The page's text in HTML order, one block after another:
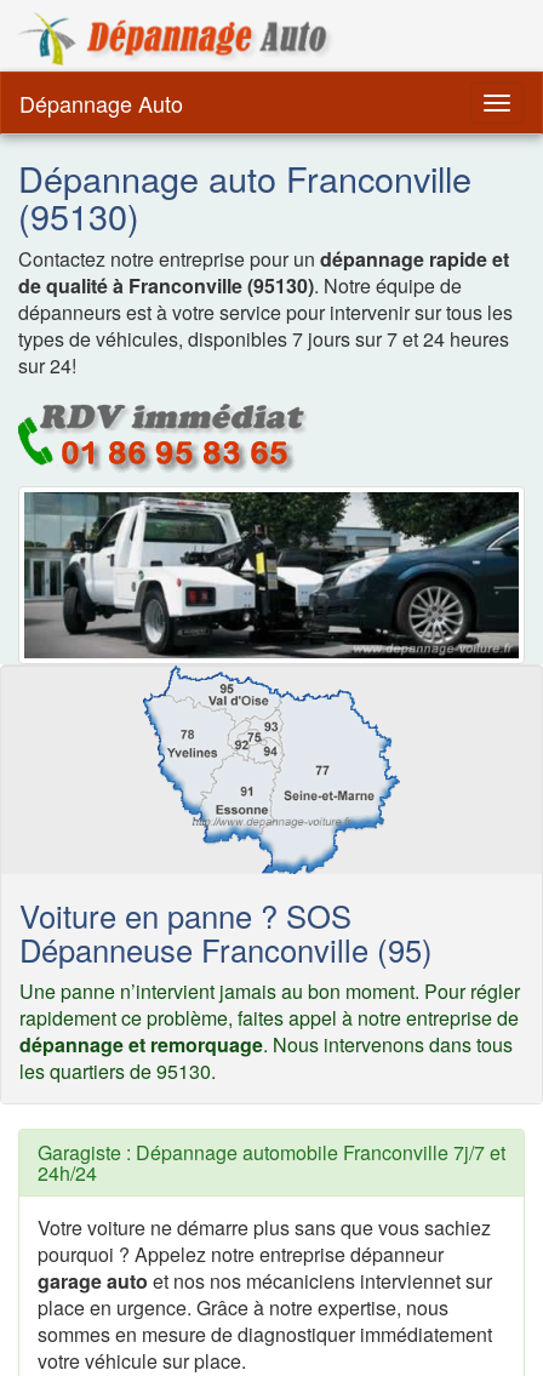
Dépannage Auto
Dépannage auto Franconville
(95130)
Contactez notre entreprise pour un dépannage rapide et
de qualité à Franconville (95130). Notre équipe de
dépanneurs est à votre service pour intervenir sur tous les
types de véhicules, disponibles 7 jours sur 7 et 24 heures
sur 24!
Voiture en panne ? SOS
Dépanneuse Franconville (95)
Une panne n’intervient jamais au bon moment. Pour régler
rapidement ce problème, faites appel à notre entreprise de
dépannage et remorquage. Nous intervenons dans tous
les quartiers de 95130.
Garagiste : Dépannage automobile Franconville 7j/7 et
24h/24
Votre voiture ne démarre plus sans que vous sachiez
pourquoi ? Appelez notre entreprise dépanneur
garage auto et nos nos mécaniciens interviennet sur
place en urgence. Grâce à notre expertise, nous
sommes en mesure de diagnostiquer immédiatement
votre véhicule sur place.